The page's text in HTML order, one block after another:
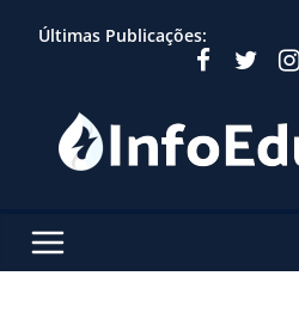
Últimas Publicações: